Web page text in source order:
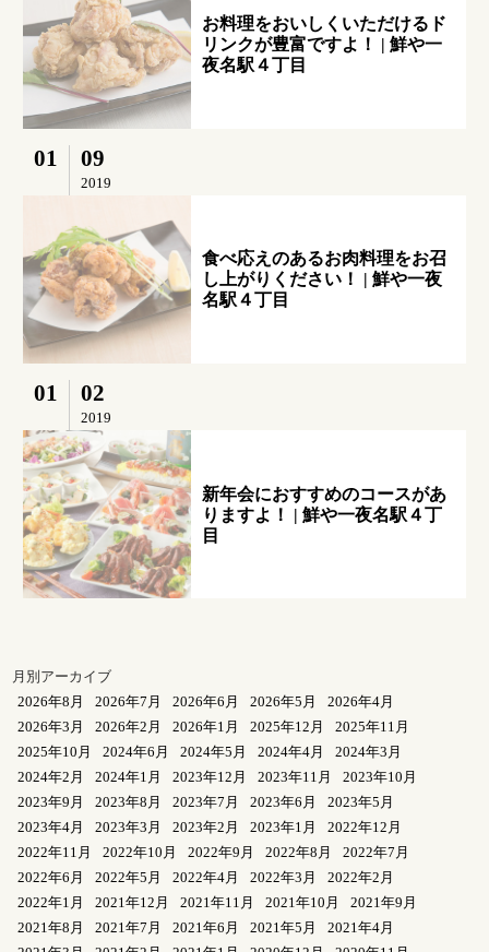
お料理をおいしくいただけるド
リンクが豊富ですよ！ | 鮮や一
夜名駅４丁目
01 09
2019
食べ応えのあるお肉料理をお召
し上がりください！ | 鮮や一夜
名駅４丁目
01 02
2019
新年会におすすめのコースがあ
りますよ！ | 鮮や一夜名駅４丁
目
月別アーカイブ
2026年8月
2026年7月 2026年6月 2026年5月
2026年4月
2026年3月
2026年2月 2026年1月 2025年12月
2025年11月
2025年10月
2024年6月 2024年5月 2024年4月
2024年3月
2024年2月
2024年1月 2023年12月 2023年11月
2023年10月
2023年9月
2023年8月 2023年7月 2023年6月
2023年5月
2023年4月
2023年3月 2023年2月 2023年1月
2022年12月
2022年11月
2022年10月 2022年9月 2022年8月
2022年7月
2022年6月
2022年5月 2022年4月 2022年3月
2022年2月
2022年1月
2021年12月 2021年11月 2021年10月
2021年9月
2021年8月
2021年7月 2021年6月 2021年5月
2021年4月